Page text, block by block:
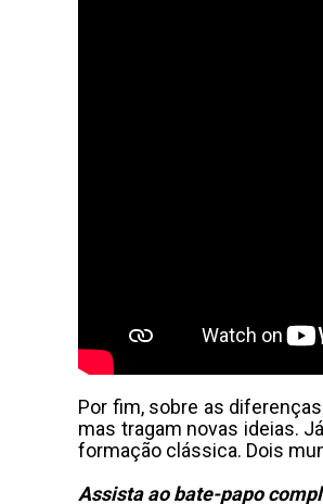
Por fim, sobre as
mas tragam novas ideias.
formação clássica. Dois
Assista ao bate-papo